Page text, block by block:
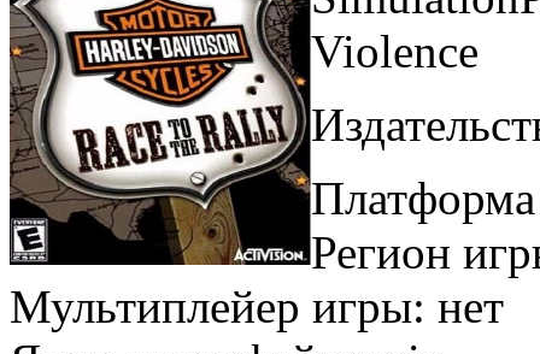
Violence
Регион
Мультиплейер игры: нет